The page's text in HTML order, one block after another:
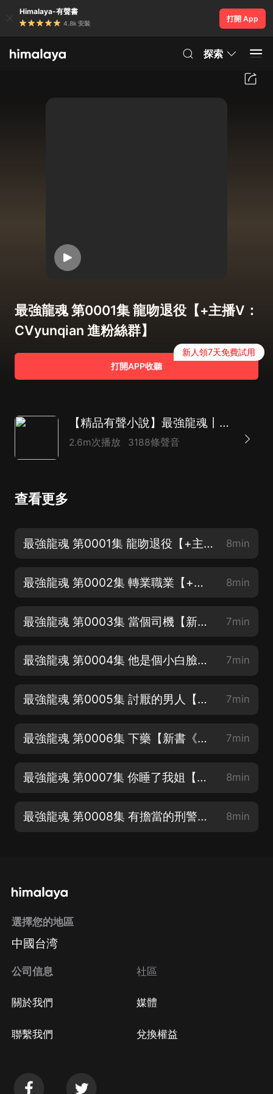
Himalaya-有聲書
4.8k 安裝
打開 App
探索
最強龍魂 第0001集 龍吻退役【+主播V：
CVyunqian 進粉絲群】
打開APP收聽
新人領7天免費試用
【精品有聲小說】最強龍魂丨都市修真多人有聲劇
2.6m次播放 3188條聲音
查看更多
最強龍魂 第0001集 龍吻退役【+主播V：CVyunqian 進粉絲群】 8min
最強龍魂 第0002集 轉業職業【+主播V：CVyunqian 進粉絲群】 8min
最強龍魂 第0003集 當個司機【新書《重生之都市仙帝》已上架】 7min
最強龍魂 第0004集 他是個小白臉【新書《重生之都市仙帝》已上架】 7min
最強龍魂 第0005集 討厭的男人【新書《重生之都市仙帝》已上架】 7min
最強龍魂 第0006集 下藥【新書《重生之都市仙帝》已上架】 7min
最強龍魂 第0007集 你睡了我姐【新書《重生之都市仙帝》已上架】 8min
最強龍魂 第0008集 有擔當的刑警隊長【新書《重生之都市仙帝》已上架】 8min
選擇您的地區
中國台湾
公司信息
關於我們
聯繫我們
社區
媒體
兌換權益